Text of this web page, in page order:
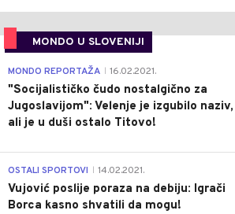
MONDO U SLOVENIJI
MONDO REPORTAŽA 16.02.2021.
"Socijalističko čudo nostalgično za
Jugoslavijom": Velenje je izgubilo naziv,
ali je u duši ostalo Titovo!
OSTALI SPORTOVI 14.02.2021.
Vujović poslije poraza na debiju: Igrači
Borca kasno shvatili da mogu!